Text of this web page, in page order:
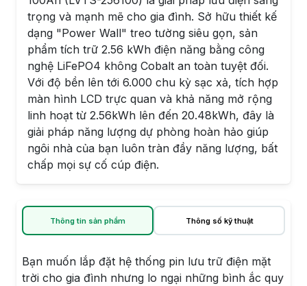
trọng và mạnh mẽ cho gia đình. Sở hữu thiết kế
dạng "Power Wall" treo tường siêu gọn, sản
phẩm tích trữ 2.56 kWh điện năng bằng công
nghệ LiFePO4 không Cobalt an toàn tuyệt đối.
Với độ bền lên tới 6.000 chu kỳ sạc xả, tích hợp
màn hình LCD trực quan và khả năng mở rộng
linh hoạt từ 2.56kWh lên đến 20.48kWh, đây là
giải pháp năng lượng dự phòng hoàn hảo giúp
ngôi nhà của bạn luôn tràn đầy năng lượng, bất
chấp mọi sự cố cúp điện.
Thông tin sản phẩm Thông số kỹ thuật
Bạn muốn lắp đặt hệ thống pin lưu trữ điện mặt
trời cho gia đình nhưng lo ngại những bình ắc quy